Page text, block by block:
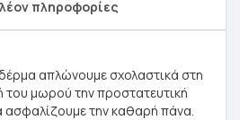
πληροφορίες
απλώνουμε σχολαστικά στη
του μωρού την προστατευτική
ασφαλίζουμε την καθαρή πάνα.